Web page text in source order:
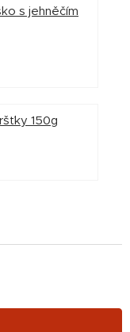
s jehněčím
150g